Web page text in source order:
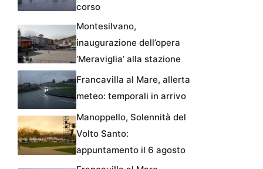
corso
Montesilvano,
inaugurazione dell’opera
‘Meraviglia’ alla stazione
Francavilla al Mare, allerta
meteo: temporali in arrivo
Manoppello, Solennità del
Volto Santo:
appuntamento il 6 agosto